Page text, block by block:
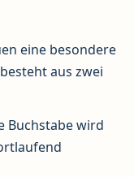
eine besondere
aus zwei
Buchstabe wird